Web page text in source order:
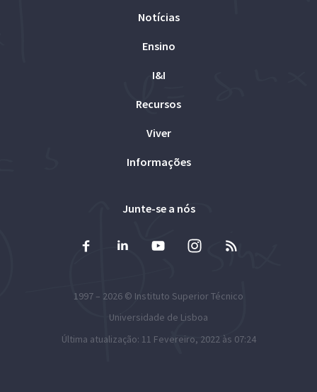
Notícias
Ensino
I&I
Recursos
Viver
Informações
Junte-se a nós
1997 – 2026 © Instituto Superior Técnico
Universidade de Lisboa
Última atualização: 11 Fevereiro, 2022 às 07:24